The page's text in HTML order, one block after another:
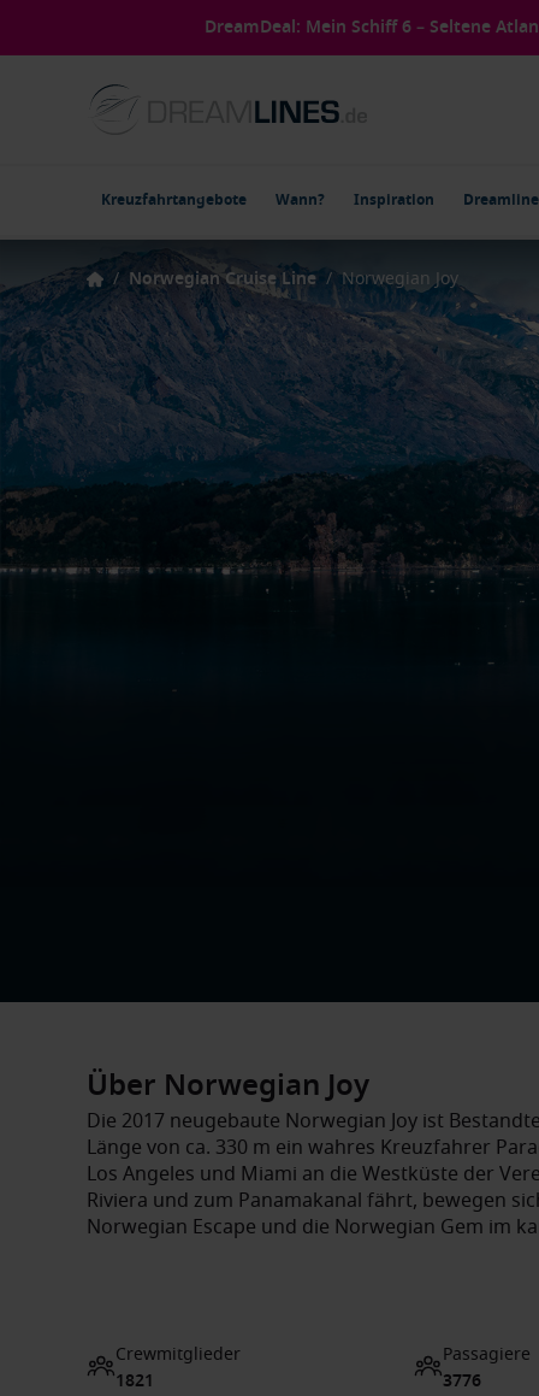
DreamDeal: Mein Schiff 6 – Seltene
Kreuzfahrtangebote Wann? Inspiration
/ Norwegian Cruise Line / Norwegian Joy
Über Norwegian Joy
Die 2017 neugebaute Norwegian Joy ist
Länge von ca. 330 m ein wahres Kreuzfahrer
Los Angeles und Miami an die Westküste der
Riviera und zum Panamakanal fährt, bewegen
Norwegian Escape und die Norwegian Gem im
Crewmitglieder
1821
Passagiere
3776